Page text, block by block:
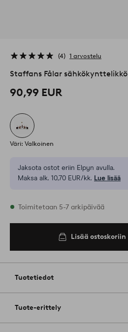
4 1 arvostelu
Staffans Fålar sähkökynttelikkö
90,99 EUR
Väri: Valkoinen
Jaksota ostot eriin Elpyn avulla.
Maksa alk. 10,70 EUR/kk. Lue lisää
Varastossa
Toimitetaan 5-7 arkipäivää
Lisää ostoskoriin
Tuotetiedot
Tuote-erittely